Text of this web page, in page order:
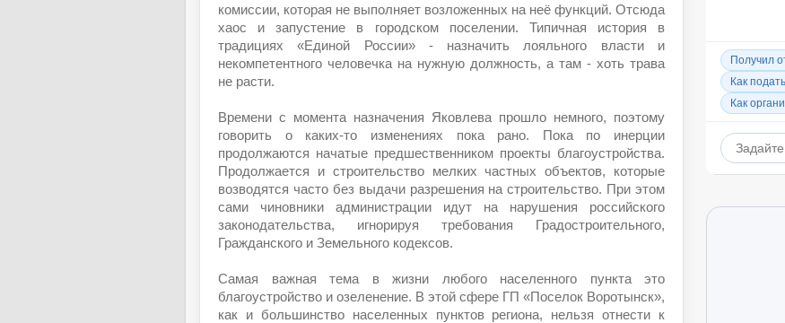
комиссии, которая не выполняет возложенных на неё функций. Отсюда
хаос и запустение в городском поселении. Типичная история в
традициях «Единой России» - назначить лояльного власти и
некомпетентного человечка на нужную должность, а там - хоть трава
не расти.
Времени с момента назначения Яковлева прошло немного, поэтому
говорить о каких-то изменениях пока рано. Пока по инерции
продолжаются начатые предшественником проекты благоустройства.
Продолжается и строительство мелких частных объектов, которые
возводятся часто без выдачи разрешения на строительство. При этом
сами чиновники администрации идут на нарушения российского
законодательства, игнорируя требования Градостроительного,
Гражданского и Земельного кодексов.
Самая важная тема в жизни любого населенного пункта это
благоустройство и озеленение. В этой сфере ГП «Поселок Воротынск»,
как и большинство населенных пунктов региона, нельзя отнести к